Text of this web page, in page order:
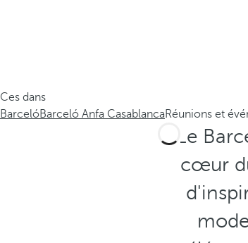
Ces dans
BarcelóBarceló Anfa CasablancaRéunions et
Le
cœur